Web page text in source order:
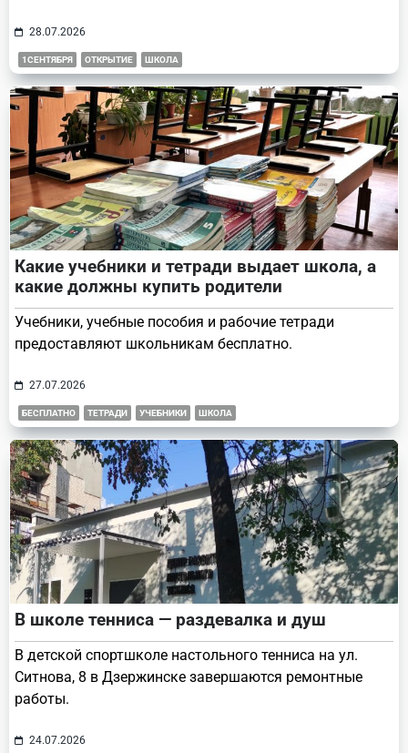
28.07.2026
1СЕНТЯБРЯ ОТКРЫТИЕ ШКОЛА
Какие учебники и тетради выдает школа, а
какие должны купить родители
Учебники, учебные пособия и рабочие тетради
предоставляют школьникам бесплатно.
27.07.2026
БЕСПЛАТНО ТЕТРАДИ УЧЕБНИКИ ШКОЛА
В школе тенниса — раздевалка и душ
В детской спортшколе настольного тенниса на ул.
Ситнова, 8 в Дзержинске завершаются ремонтные
работы.
24.07.2026